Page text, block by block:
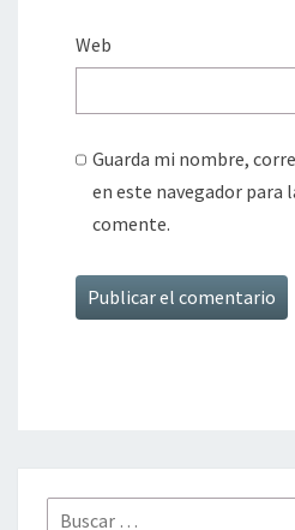
Web
Guarda mi nombre,
en este navegador para
comente.
Buscar